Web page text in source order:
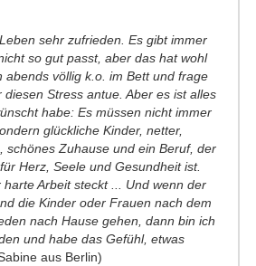
sehr zufrieden. Es gibt immer
so gut passt, aber das hat wohl
abends völlig k.o. im Bett und frage
Stress antue. Aber es ist alles
habe: Es müssen nicht immer
glückliche Kinder, netter,
schönes Zuhause und ein Beruf, der
Herz, Seele und Gesundheit ist.
Arbeit steckt ... Und wenn der
die Kinder oder Frauen nach dem
nach Hause gehen, dann bin ich
und habe das Gefühl, etwas
aus Berlin)